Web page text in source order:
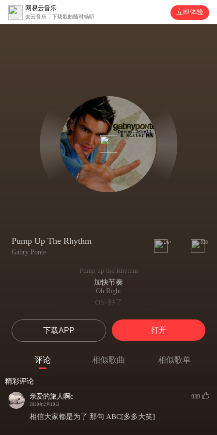
网易云音乐
去云音乐，下载歌曲随时畅听
立即体验
Pump Up The Rhythm
Gabry Ponte
1w+ 838
Pump up the Rhythm
加快节奏
Oh Right
Oh~好了
让我们穿越回2005
We Got, Dj Gabry Ponte
我们有：Dj Gabry Ponte
准备好了吗？
So, here we go
下载APP 打开
评论 相似歌曲 相似歌单
精彩评论
亲爱的旅人啊c
2020年2月10日
939
相信大家都是为了 那句 ABC[多多大笑]